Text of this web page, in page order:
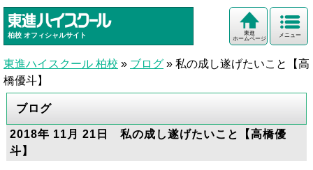
柏校 オフィシャルサイト メニュー
東進
ホームページ
東進ハイスクール 柏校 » ブログ » 私の成し遂げたいこと【高
橋優斗】
ブログ
2018年 11月 21日 私の成し遂げたいこと【高橋優
斗】